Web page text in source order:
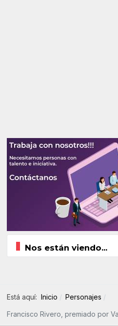
Nos están viendo...
Está aquí: Inicio Personajes
Francisco Rivero, premiado por